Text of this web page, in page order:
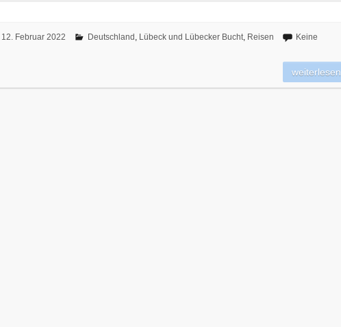
12. Februar 2022 Deutschland , Lübeck und Lübecker Bucht, Reisen
Keine
weiterlesen